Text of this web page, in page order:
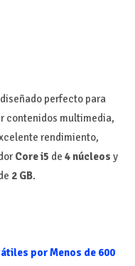
perfecto para
contenidos multimedia,
rendimiento,
Core i5 de 4 núcleos y
2 GB.
por Menos de 600